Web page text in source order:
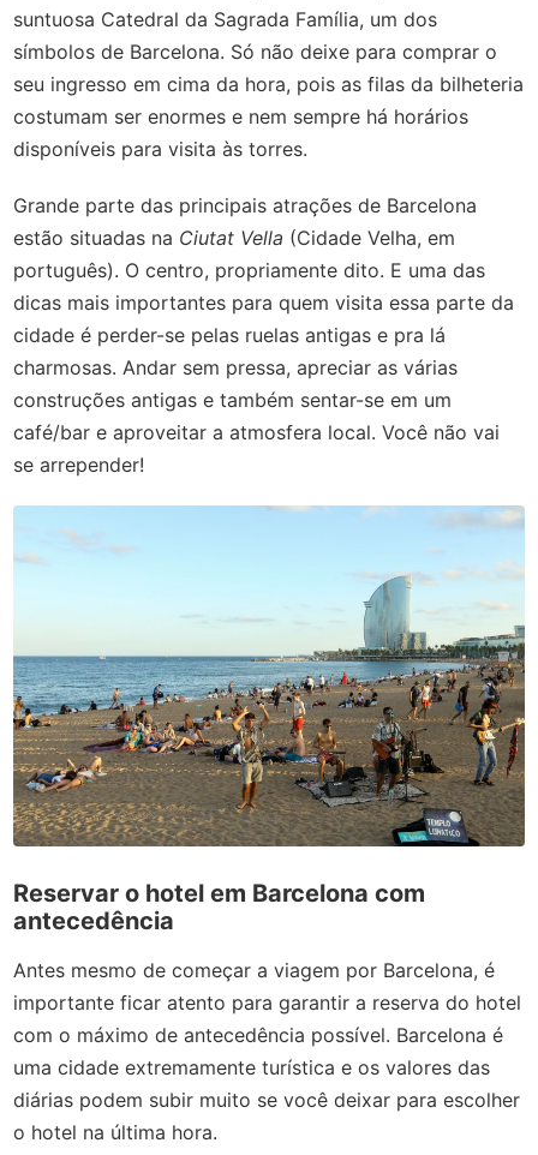
suntuosa Catedral da Sagrada Família, um dos
símbolos de Barcelona. Só não deixe para comprar o
seu ingresso em cima da hora, pois as filas da bilheteria
costumam ser enormes e nem sempre há horários
disponíveis para visita às torres.
Grande parte das principais atrações de Barcelona
estão situadas na Ciutat Vella (Cidade Velha, em
português). O centro, propriamente dito. E uma das
dicas mais importantes para quem visita essa parte da
cidade é perder-se pelas ruelas antigas e pra lá
charmosas. Andar sem pressa, apreciar as várias
construções antigas e também sentar-se em um
café/bar e aproveitar a atmosfera local. Você não vai
se arrepender!
Reservar o hotel em Barcelona com
antecedência
Antes mesmo de começar a viagem por Barcelona, é
importante ficar atento para garantir a reserva do hotel
com o máximo de antecedência possível. Barcelona é
uma cidade extremamente turística e os valores das
diárias podem subir muito se você deixar para escolher
o hotel na última hora.